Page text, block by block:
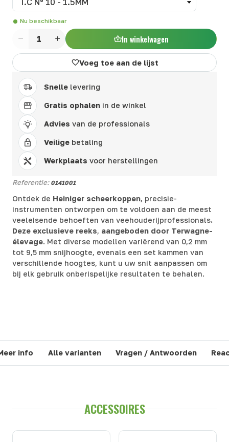
Nu beschikbaar
Aantal In winkelwagen
Voeg toe aan de lijst
Snelle levering
Gratis ophalen in de winkel
Advies van de professionals
Veilige betaling
Werkplaats voor herstellingen
Referentie: 0141001
Ontdek de Heiniger scheerkoppen, precisie-
instrumenten ontworpen om te voldoen aan de meest
veeleisende behoeften van veehouderijprofessionals.
Deze exclusieve reeks, aangeboden door Terwagne-
élevage. Met diverse modellen variërend van 0,2 mm
tot 9,5 mm snijhoogte, evenals een set kammen van
verschillende hoogtes, kunt u uw snit aanpassen om
bij elk gebruik onberispelijke resultaten te behalen.
info Alle varianten Vragen / Antwoorden
ACCESSOIRES